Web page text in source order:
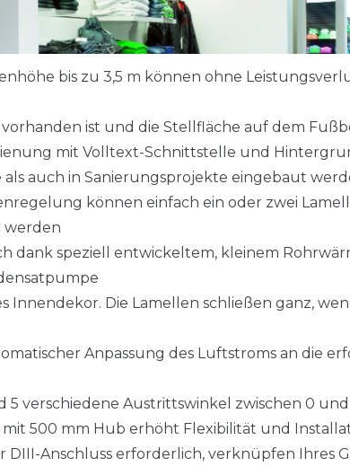
bis zu 3,5 m können ohne
ist und die Stellfläche auf dem
mit Volltext-Schnittstelle und
als auch in Sanierungsprojekte eingebaut
können einfach ein oder zwei
werden
dank speziell entwickeltem, kleinem
Innendekor. Die Lamellen schließen ganz,
Anpassung des Luftstroms an die
5 verschiedene Austrittswinkel zwischen 0
500 mm Hub erhöht Flexibilität und
Anschluss erforderlich, verknüpfen Ihres